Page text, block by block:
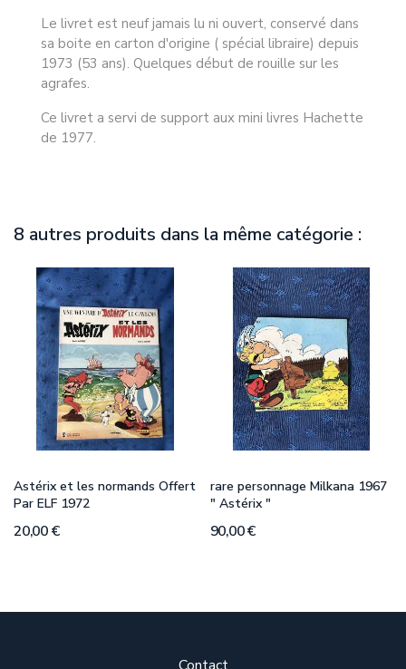
Le livret est neuf jamais lu ni ouvert, conservé dans
sa boite en carton d'origine ( spécial libraire) depuis
1973 (53 ans). Quelques début de rouille sur les
agrafes.
Ce livret a servi de support aux mini livres Hachette
de 1977.
8 autres produits dans la même catégorie :
Astérix et les normands Offert
Par ELF 1972
20,00 €
rare personnage Milkana 1967
" Astérix "
90,00 €